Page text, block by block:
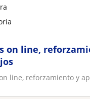
on line,
line, reforzamiento y